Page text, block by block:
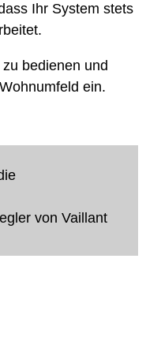
Ihr System stets
bedienen und
ein.
von Vaillant